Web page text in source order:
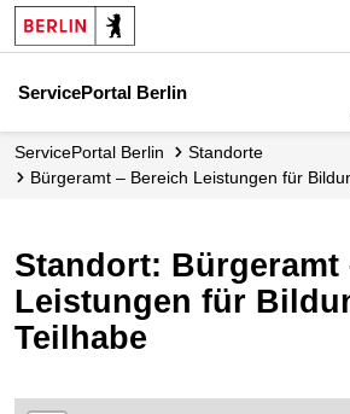
ServicePortal Berlin
ServicePortal Berlin
Standorte
Bürgeramt – Bereich Leistungen für
Standort: Bürgeramt
Leistungen für
Teilhabe